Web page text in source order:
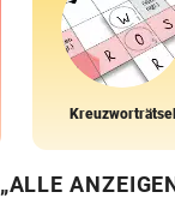
Kreuzworträtsel